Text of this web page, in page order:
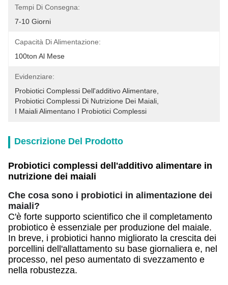
Tempi Di Consegna:
7-10 Giorni
Capacità Di Alimentazione:
100ton Al Mese
Evidenziare:
Probiotici Complessi Dell'additivo Alimentare
Probiotici Complessi Di Nutrizione Dei Maiali
I Maiali Alimentano I Probiotici Complessi
Descrizione Del Prodotto
Probiotici complessi dell'additivo alimentare in
nutrizione dei maiali
Che cosa sono i probiotici in alimentazione dei
maiali?
C'è forte supporto scientifico che il completamento
probiotico è essenziale per produzione del maiale.
In breve, i probiotici hanno migliorato la crescita dei
porcellini dell'allattamento su base giornaliera e, nel
processo, nel peso aumentato di svezzamento e
nella robustezza.